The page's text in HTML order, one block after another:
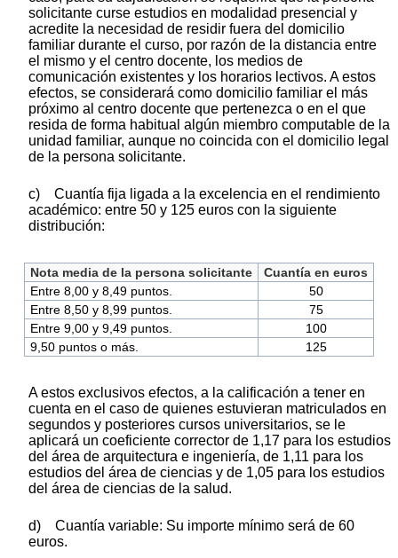
solicitante curse estudios en modalidad presencial y
acredite la necesidad de residir fuera del domicilio
familiar durante el curso, por razón de la distancia entre
el mismo y el centro docente, los medios de
comunicación existentes y los horarios lectivos. A estos
efectos, se considerará como domicilio familiar el más
próximo al centro docente que pertenezca o en el que
resida de forma habitual algún miembro computable de la
unidad familiar, aunque no coincida con el domicilio legal
de la persona solicitante.
c) Cuantía fija ligada a la excelencia en el rendimiento
académico: entre 50 y 125 euros con la siguiente
distribución:
Nota media de la persona solicitante
Cuantía en euros
Entre 8,00 y 8,49 puntos.
50
Entre 8,50 y 8,99 puntos.
75
Entre 9,00 y 9,49 puntos.
100
9,50 puntos o más.
125
A estos exclusivos efectos, a la calificación a tener en
cuenta en el caso de quienes estuvieran matriculados en
segundos y posteriores cursos universitarios, se le
aplicará un coeficiente corrector de 1,17 para los estudios
del área de arquitectura e ingeniería, de 1,11 para los
estudios del área de ciencias y de 1,05 para los estudios
del área de ciencias de la salud.
d) Cuantía variable: Su importe mínimo será de 60
euros.